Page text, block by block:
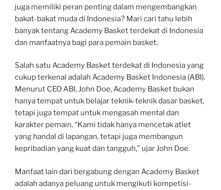
juga memiliki peran penting dalam mengembangkan
bakat-bakat muda di Indonesia? Mari cari tahu lebih
banyak tentang Academy Basket terdekat di Indonesia
dan manfaatnya bagi para pemain basket.
Salah satu Academy Basket terdekat di Indonesia yang
cukup terkenal adalah Academy Basket Indonesia (ABI).
Menurut CEO ABI, John Doe, Academy Basket bukan
hanya tempat untuk belajar teknik-teknik dasar basket,
tetapi juga tempat untuk mengasah mental dan
karakter pemain. “Kami tidak hanya mencetak atlet
yang handal di lapangan, tetapi juga membangun
kepribadian yang kuat dan tangguh,” ujar John Doe.
Manfaat lain dari bergabung dengan Academy Basket
adalah adanya peluang untuk mengikuti kompetisi-